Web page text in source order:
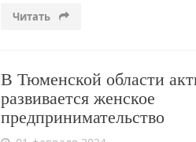
Читать
В Тюменской области
развивается женское
предпринимательство